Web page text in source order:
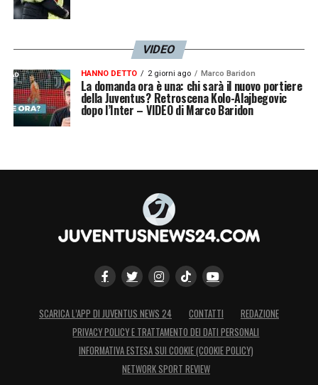
VIDEO
HANNO DETTO 2 giorni ago Marco Baridon
La domanda ora è una: chi sarà il nuovo portiere
della Juventus? Retroscena Kolo-Alajbegovic
dopo l’Inter – VIDEO di Marco Baridon
SCARICA L’APP DI JUVENTUS NEWS 24 CONTATTI
REDAZIONE
PRIVACY POLICY E TRATTAMENTO DEI DATI PERSONALI
INFORMATIVA ESTESA SUI COOKIE (COOKIE POLICY)
NETWORK SPORT REVIEW